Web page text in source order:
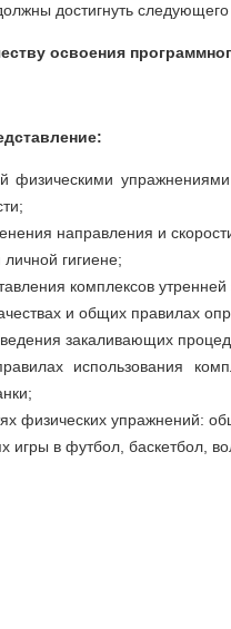
достигнуть следующего
освоения
физическими
направления и
гигиене;
комплексов утренней
и общих правилах
закаливающих
использования
физических упражнений:
игры в футбол, баскетбол,